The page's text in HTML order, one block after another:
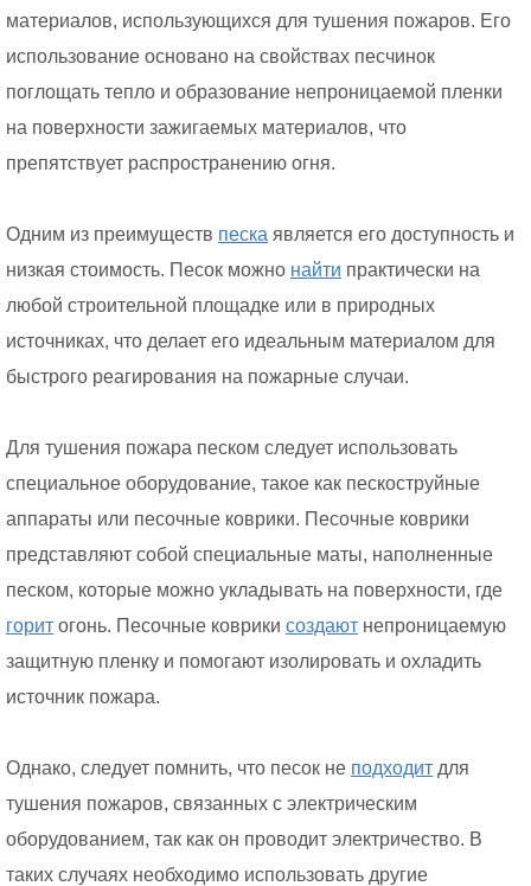
материалов, использующихся для тушения пожаров. Его
использование основано на свойствах песчинок
поглощать тепло и образование непроницаемой пленки
на поверхности зажигаемых материалов, что
препятствует распространению огня.
Одним из преимуществ песка является его доступность и
низкая стоимость. Песок можно найти практически на
любой строительной площадке или в природных
источниках, что делает его идеальным материалом для
быстрого реагирования на пожарные случаи.
Для тушения пожара песком следует использовать
специальное оборудование, такое как пескоструйные
аппараты или песочные коврики. Песочные коврики
представляют собой специальные маты, наполненные
песком, которые можно укладывать на поверхности, где
горит огонь. Песочные коврики создают непроницаемую
защитную пленку и помогают изолировать и охладить
источник пожара.
Однако, следует помнить, что песок не подходит для
тушения пожаров, связанных с электрическим
оборудованием, так как он проводит электричество. В
таких случаях необходимо использовать другие